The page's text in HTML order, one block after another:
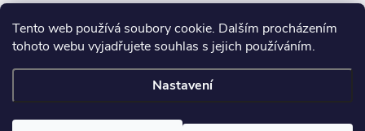
Tento web používá soubory cookie. Dalším procházením
tohoto webu vyjadřujete souhlas s jejich používáním.
Nastavení
Z
á
GAMA - NÁŘADÍ. Všechna práva vyhrazena.